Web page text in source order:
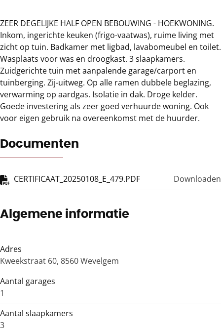
ZEER DEGELIJKE HALF OPEN BEBOUWING - HOEKWONING.
Inkom, ingerichte keuken (frigo-vaatwas), ruime living met
zicht op tuin. Badkamer met ligbad, lavabomeubel en toilet.
Wasplaats voor was en droogkast. 3 slaapkamers.
Zuidgerichte tuin met aanpalende garage/carport en
tuinberging. Zij-uitweg. Op alle ramen dubbele beglazing,
verwarming op aardgas. Isolatie in dak. Droge kelder.
Goede investering als zeer goed verhuurde woning. Ook
voor eigen gebruik na overeenkomst met de huurder.
Documenten
CERTIFICAAT_20250108_E_479.PDF Downloaden
Algemene informatie
Adres
Kweekstraat 60, 8560 Wevelgem
Aantal garages
1
Aantal slaapkamers
3